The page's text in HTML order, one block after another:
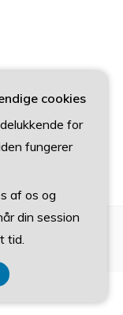
cookies
for
fungerer
af os og
din session
tid.